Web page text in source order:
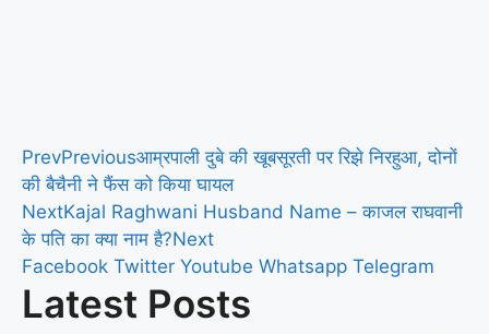
PrevPreviousआम्रपाली दुबे की खूबसूरती पर रिझे निरहुआ, दोनों
की बैचैनी ने फैंस को किया घायल
NextKajal Raghwani Husband Name – काजल राघवानी
के पति का क्या नाम है?Next
Facebook Twitter Youtube Whatsapp Telegram
Latest Posts